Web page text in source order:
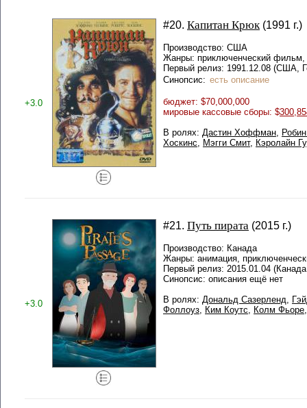
+3.0
#20. Капитан Крюк (1991 г.)
Производство: США
Жанры: приключенческий
Первый релиз: 1991.12.08 (США,
Синопсис: есть описание
бюджет: $70,000,000
мировые кассовые сборы: $
В ролях: Дастин Хоффман,
Хоскинс, Мэгги Смит, Кэролайн
+3.0
#21. Путь пирата (2015 г.)
Производство: Канада
Жанры: анимация,
Первый релиз: 2015.01.04
Синопсис: описания ещё нет
В ролях: Дональд Сазерленд,
Фоллоуз, Ким Коутс, Колм Фьоре